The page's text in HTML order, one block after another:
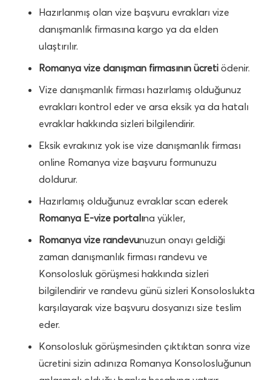
Hazırlanmış olan vize başvuru evrakları vize
danışmanlık firmasına kargo ya da elden
ulaştırılır.
Romanya vize danışman firmasının ücreti ödenir.
Vize danışmanlık firması hazırlamış olduğunuz
evrakları kontrol eder ve arsa eksik ya da hatalı
evraklar hakkında sizleri bilgilendirir.
Eksik evrakınız yok ise vize danışmanlık firması
online Romanya vize başvuru formunuzu
doldurur.
Hazırlamış olduğunuz evraklar scan ederek
Romanya E-vize portalına yükler,
Romanya vize randevunuzun onayı geldiği
zaman danışmanlık firması randevu ve
Konsolosluk görüşmesi hakkında sizleri
bilgilendirir ve randevu günü sizleri Konsoloslukta
karşılayarak vize başvuru dosyanızı size teslim
eder.
Konsolosluk görüşmesinden çıktıktan sonra vize
ücretini sizin adınıza Romanya Konsolosluğunun